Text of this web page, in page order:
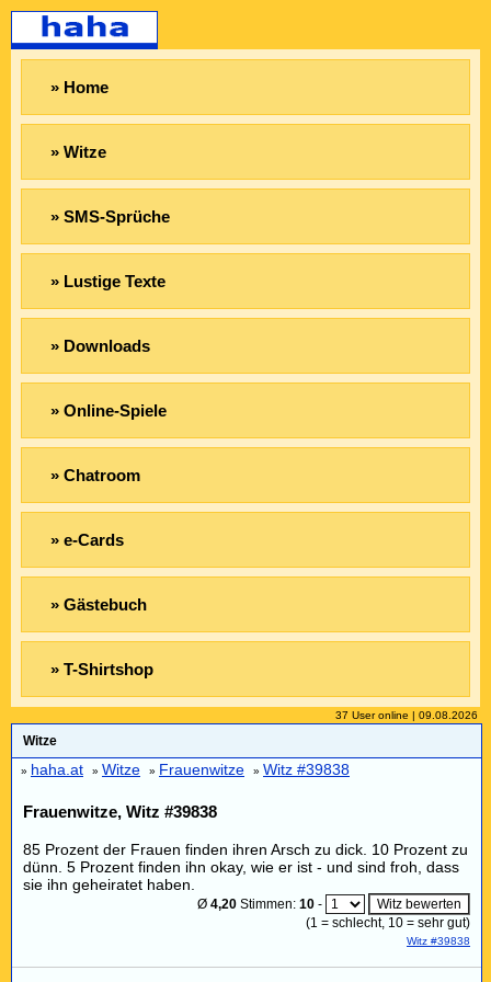
» Home
» Witze
» SMS-Sprüche
» Lustige Texte
» Downloads
» Online-Spiele
» Chatroom
» e-Cards
» Gästebuch
» T-Shirtshop
37 User online | 09.08.2026
Witze
» haha.at » Witze » Frauenwitze » Witz #39838
Frauenwitze, Witz #39838
85 Prozent der Frauen finden ihren Arsch zu dick. 10 Prozent zu
dünn. 5 Prozent finden ihn okay, wie er ist - und sind froh, dass
sie ihn geheiratet haben.
Ø 4,20 Stimmen: 10 -
(1 = schlecht, 10 = sehr gut)
Witz #39838